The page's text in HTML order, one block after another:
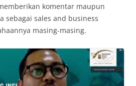
komentar maupun
sebagai sales and business
masing-masing.